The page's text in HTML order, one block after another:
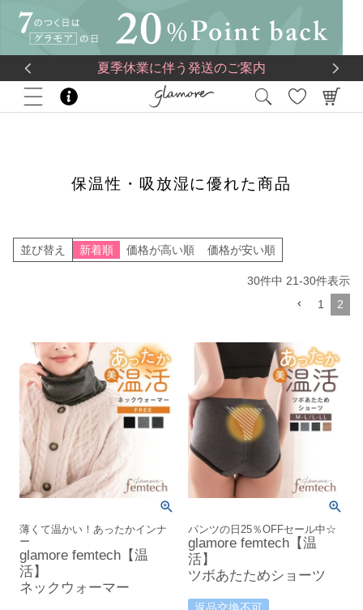
夏季休業に伴う発送のご案内
HOME 特集 保温性・吸放湿に優れた商品
保温性・吸放湿に優れた商品
並び替え 新着順 価格が高い順 価格が安い順
30件中 21-30件表示
1
2
薄くて温かい！あったかインナ
ー
glamore femtech【温
活】
ネックウォーマー
パンツの日25％OFFセール中☆
glamore femtech【温
活】
ツボあたためショーツ